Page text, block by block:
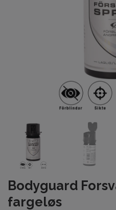
Bodyguard
fargeløs